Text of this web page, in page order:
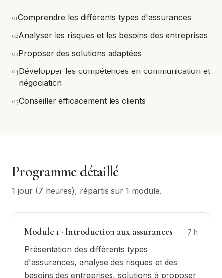
01Comprendre les différents types d'assurances
02Analyser les risques et les besoins des entreprises
03Proposer des solutions adaptées
04Développer les compétences en communication et
négociation
05Conseiller efficacement les clients
Programme détaillé
1 jour (7 heures), répartis sur 1 module.
Module 1· Introduction aux assurances 7 h
Présentation des différents types
d'assurances, analyse des risques et des
besoins des entreprises, solutions à proposer